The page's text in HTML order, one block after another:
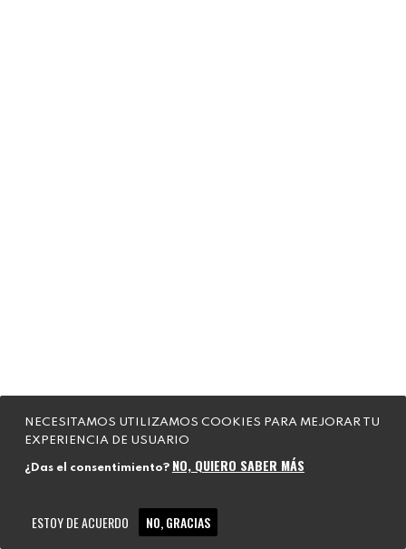
NECESITAMOS UTILIZAMOS COOKIES PARA MEJORAR TU
EXPERIENCIA DE USUARIO
¿Das el consentimiento? NO, QUIERO SABER MÁS
ESTOY DE ACUERDO NO, GRACIAS